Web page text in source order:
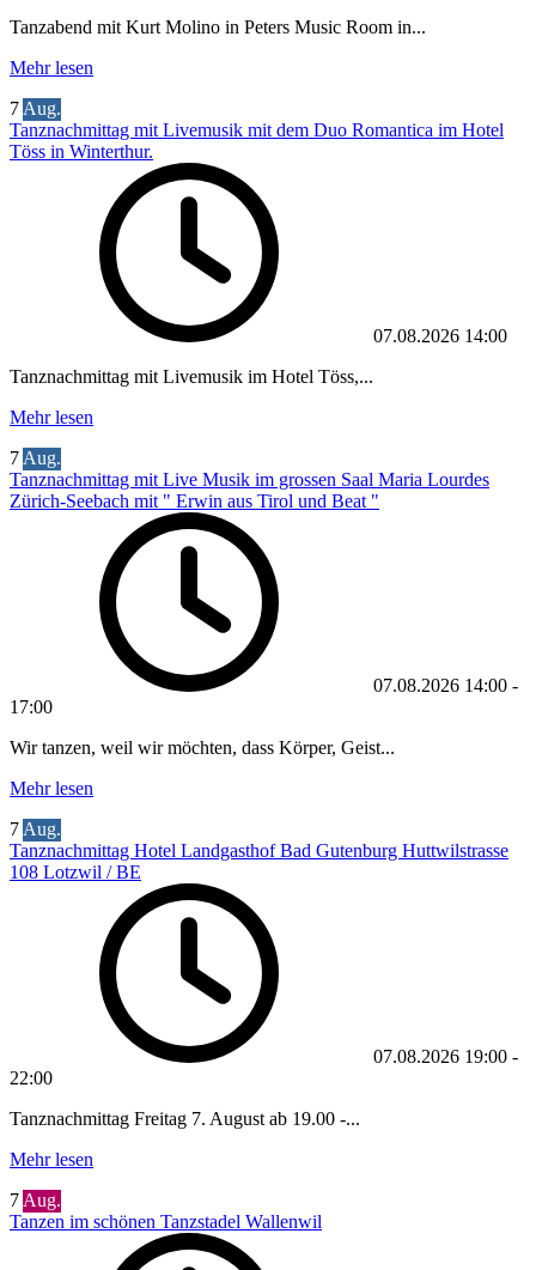
Tanzabend mit Kurt Molino in Peters Music Room in...
Mehr lesen
7 Aug.
Tanznachmittag mit Livemusik mit dem Duo Romantica im Hotel
Töss in Winterthur.
07.08.2026 14:00
Tanznachmittag mit Livemusik im Hotel Töss,...
Mehr lesen
7 Aug.
Tanznachmittag mit Live Musik im grossen Saal Maria Lourdes
Zürich-Seebach mit " Erwin aus Tirol und Beat "
07.08.2026 14:00 -
17:00
Wir tanzen, weil wir möchten, dass Körper, Geist...
Mehr lesen
7 Aug.
Tanznachmittag Hotel Landgasthof Bad Gutenburg Huttwilstrasse
108 Lotzwil / BE
07.08.2026 19:00 -
22:00
Tanznachmittag Freitag 7. August ab 19.00 -...
Mehr lesen
7 Aug.
Tanzen im schönen Tanzstadel Wallenwil